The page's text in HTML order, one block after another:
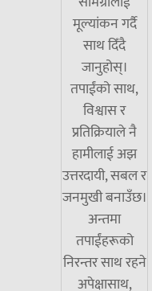
मूल्यांकन गर्दै
साथ दिँदै
जानुहोस्।
तपाईंको साथ,
विश्वास र
प्रतिक्रियाले नै
हामीलाई अझ
उत्तरदायी, सबल र
जनमुखी बनाउँछ।
अन्तमा
तपाईंहरूको
निरन्तर साथ रहने
अपेक्षासाथ,